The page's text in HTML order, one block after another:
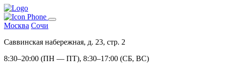
Москва Сочи
Саввинская набережная, д. 23, стр. 2
8:30–20:00 (ПН — ПТ), 8:30–17:00 (СБ, ВС)